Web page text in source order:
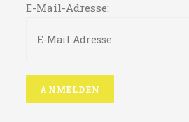
E-Mail-Adresse: